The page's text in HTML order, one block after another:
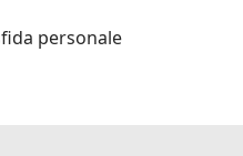
personale